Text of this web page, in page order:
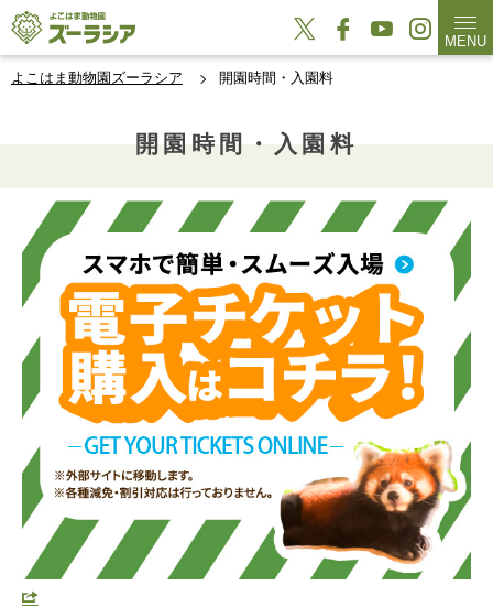
MENU
よこはま動物園ズーラシア 開園時間・入園料
開園時間・入園料